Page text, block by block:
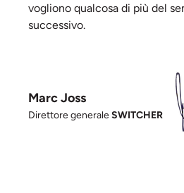
vogliono qualcosa di più del
successivo.
Marc Joss
Direttore generaleSWITCHER